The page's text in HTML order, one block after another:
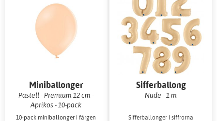
Miniballonger
Pastell - Premium 12 cm -
Aprikos - 10-pack
10-pack miniballonger i färgen
Sifferballong
Nude - 1 m
Sifferballonger i siffrorna